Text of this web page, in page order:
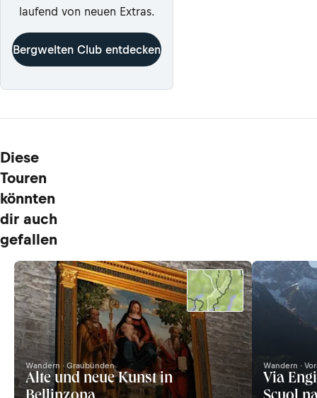
laufend von neuen Extras.
Bergwelten Club entdecken
Diese
Touren
könnten
dir auch
gefallen
Wandern · Graubünden
Alte und neue Kunst in
Wandern ·
Via